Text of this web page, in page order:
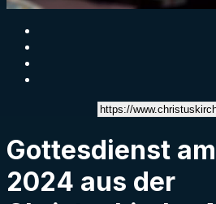
Gottesdienst
2024 aus der